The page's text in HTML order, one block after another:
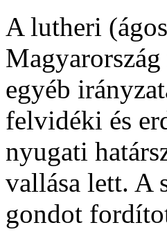
A lutheri
egyéb
felvidéki és
nyugati
vallása lett. A
gondot